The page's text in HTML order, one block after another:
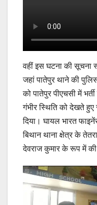
वहीं इस घटना की सूचना
जहां पातेपुर थाने की
को पातेपुर पीएचसी में
गंभीर स्थिति को देखते
दिया। घायल भारत
बिथान थाना क्षेत्र के
देवराज कुमार के रूप में की